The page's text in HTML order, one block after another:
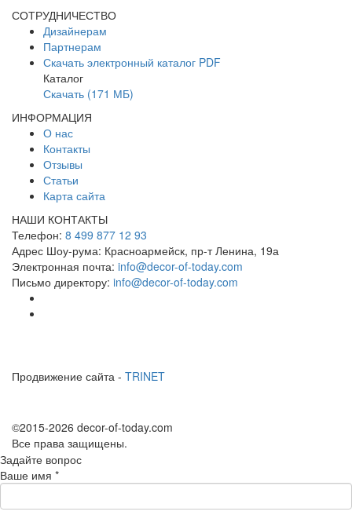
СОТРУДНИЧЕСТВО
Дизайнерам
Партнерам
Скачать электронный каталог PDF
Каталог
Скачать (171 МБ)
ИНФОРМАЦИЯ
О нас
Контакты
Отзывы
Статьи
Карта сайта
НАШИ КОНТАКТЫ
Телефон: 8 499 877 12 93
Адрес Шоу-рума: Красноармейск, пр-т Ленина, 19а
Электронная почта: info@decor-of-today.com
Письмо директору: info@decor-of-today.com
Продвижение сайта - TRINET
©2015-2026 decor-of-today.com
Все права защищены.
Задайте вопрос
Ваше имя *